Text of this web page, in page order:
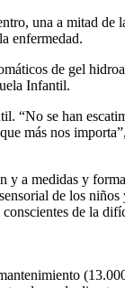
una a mitad
enfermedad.
de gel
Infantil.
se han
más nos
a medidas y
de los
de la